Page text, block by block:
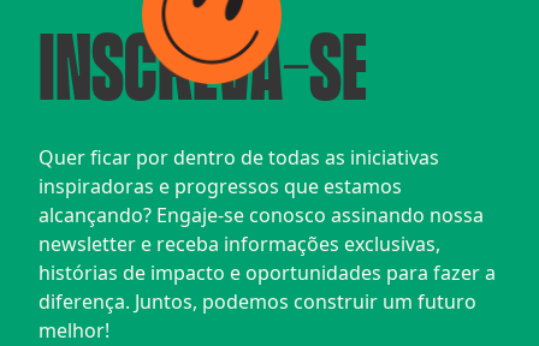
INSCREVA-SE
Quer ficar por dentro de todas as iniciativas
inspiradoras e progressos que estamos
alcançando? Engaje-se conosco assinando nossa
newsletter e receba informações exclusivas,
histórias de impacto e oportunidades para fazer a
diferença. Juntos, podemos construir um futuro
melhor!